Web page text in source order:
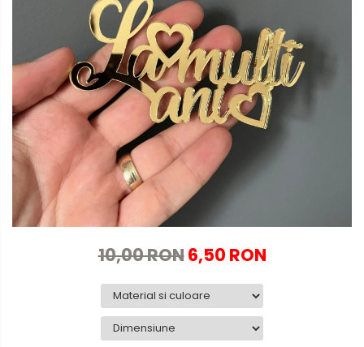
Globuri personalizate
Decoratiuni Craciun
Pachete cadou Craciun
Paste
Decoratiuni Paste
Valentines Day
Cadouri indragostiti
1-8 Martie
Scoala/Absolvire
10,00 RON6,50 RON